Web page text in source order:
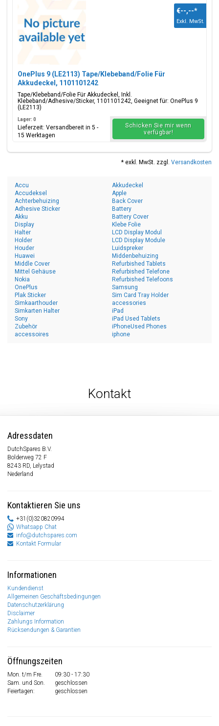
OnePlus 9 (LE2113) Tape/Klebeband/Folie Für
Akkudeckel, 1101101242
Tape/Klebeband/Folie Für Akkudeckel, Inkl.
Klebeband/Adhesive/Sticker, 1101101242, Geeignet für: OnePlus 9
(LE2113)
€--,--*
Exkl. MwSt.
Lager: 0
Lieferzeit: Versandbereit in 5 -
15 Werktagen
Schicken Sie mir wenn
verfügbar!
* exkl. MwSt. zzgl. Versandkosten
Accu
Accudeksel
Achterbehuizing
Adhesive Sticker
Akku
Akkudeckel
Apple
Back Cover
Battery
Battery Cover
Display
Halter
Holder
Houder
Huawei
Klebe Folie
LCD Display Modul
LCD Display Module
Luidspreker
Middenbehuizing
Middle Cover
Mittel Gehäuse
Nokia
OnePlus
Plak Sticker
Refurbished Tablets
Refurbished Telefone
Refurbished Telefoons
Samsung
Sim Card Tray Holder
Simkaarthouder
Simkarten Halter
Sony
Zubehör
accessoires
accessories
iPad
iPad Used Tablets
iPhoneUsed Phones
iphone
Kontakt
Adressdaten
DutchSpares B.V.
Bolderweg 72 F
8243 RD, Lelystad
Nederland
Kontaktieren Sie uns
+31(0)320820994
Whatsapp Chat
info@dutchspares.com
Kontakt Formular
Informationen
Kundendienst
Allgemeinen Geschäftsbedingungen
Datenschutzerklärung
Disclaimer
Zahlungs Information
Rücksendungen & Garantien
Öffnungszeiten
Mon. t/m Fre.
09:30 - 17:30
Sam. und Son.
geschlossen
Feiertagen:
geschlossen